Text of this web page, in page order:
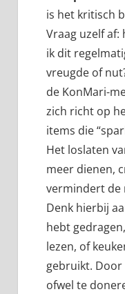
is het kritisch
Vraag uzelf af:
ik dit
vreugde of
de KonMari-
zich richt op
items die
Het loslaten
meer dienen,
vermindert de
Denk hierbij
hebt
lezen, of
gebruikt.
ofwel te